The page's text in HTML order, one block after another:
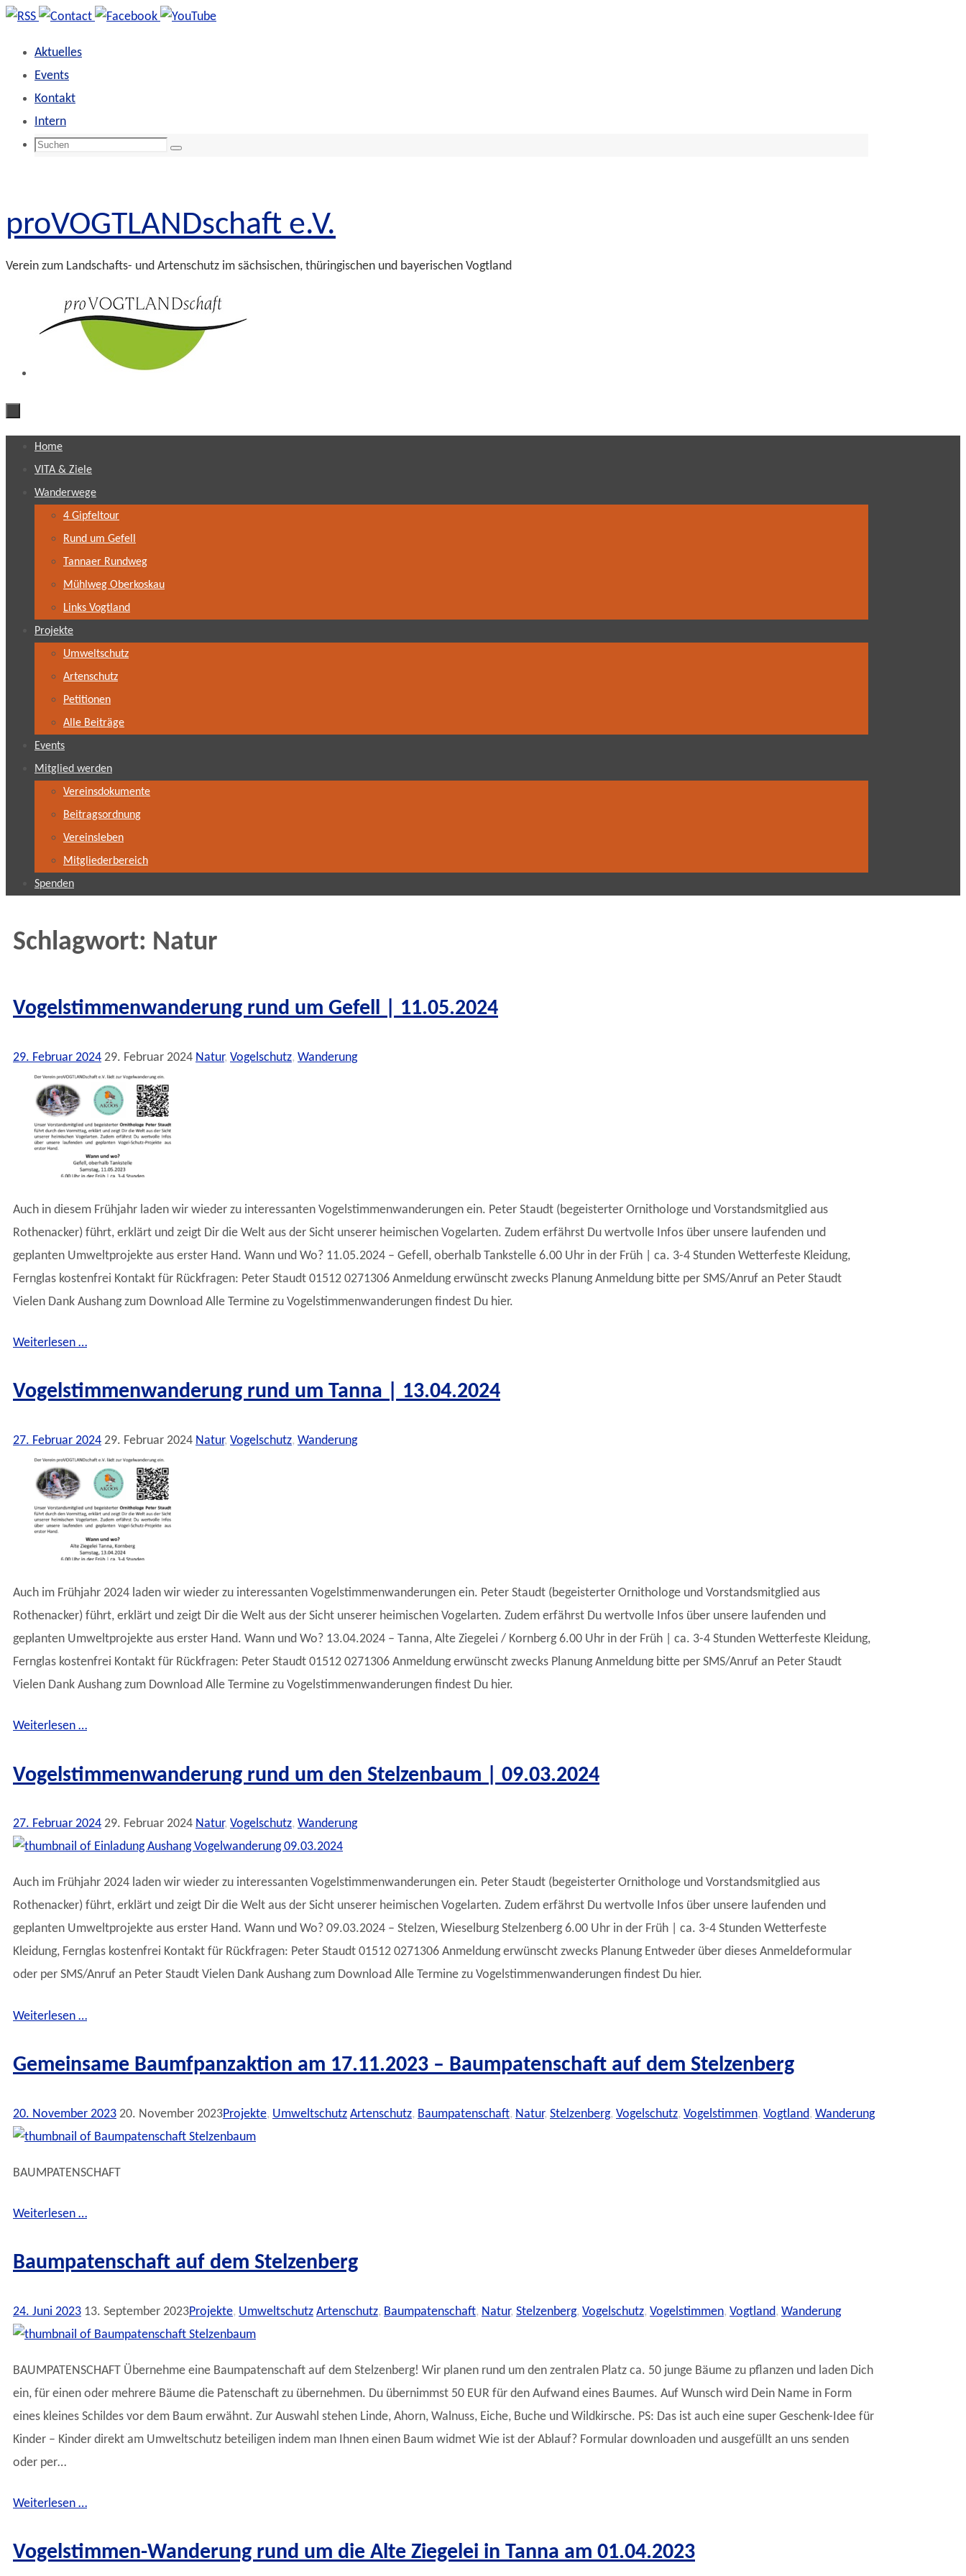
Zum
springen
Aktuelles
Events
Kontakt
Intern
Suchen
Suchen
proVOGTLANDschaft e.V.
Verein zum Landschafts- und Artenschutz im sächsischen, thüringischen und bayerischen Vogtland
Inhalt
springen
Home
VITA & Ziele
Wanderwege
4 Gipfeltour
Rund um Gefell
Tannaer Rundweg
Mühlweg Oberkoskau
Links Vogtland
Projekte
Umweltschutz
Artenschutz
Petitionen
Alle Beiträge
Events
Mitglied werden
Vereinsdokumente
Beitragsordnung
Vereinsleben
Mitgliederbereich
Spenden
Schlagwort: Natur
Vogelstimmenwanderung rund um Gefell | 11.05.2024
29. Februar 2024 29. Februar 2024 Natur, Vogelschutz, Wanderung
Auch in diesem Frühjahr laden wir wieder zu interessanten Vogelstimmenwanderungen ein. Peter Staudt (begeisterter Ornithologe und Vorstandsmitglied aus
Rothenacker) führt, erklärt und zeigt Dir die Welt aus der Sicht unserer heimischen Vogelarten. Zudem erfährst Du wertvolle Infos über unsere laufenden und
geplanten Umweltprojekte aus erster Hand. Wann und Wo? 11.05.2024 – Gefell, oberhalb Tankstelle 6.00 Uhr in der Früh | ca. 3-4 Stunden Wetterfeste Kleidung,
Fernglas kostenfrei Kontakt für Rückfragen: Peter Staudt 01512 0271306 Anmeldung erwünscht zwecks Planung Anmeldung bitte per SMS/Anruf an Peter Staudt
Vielen Dank Aushang zum Download Alle Termine zu Vogelstimmenwanderungen findest Du hier.
Weiterlesen …
Vogelstimmenwanderung rund um Tanna | 13.04.2024
27. Februar 2024 29. Februar 2024 Natur, Vogelschutz, Wanderung
Auch im Frühjahr 2024 laden wir wieder zu interessanten Vogelstimmenwanderungen ein. Peter Staudt (begeisterter Ornithologe und Vorstandsmitglied aus
Rothenacker) führt, erklärt und zeigt Dir die Welt aus der Sicht unserer heimischen Vogelarten. Zudem erfährst Du wertvolle Infos über unsere laufenden und
geplanten Umweltprojekte aus erster Hand. Wann und Wo? 13.04.2024 – Tanna, Alte Ziegelei / Kornberg 6.00 Uhr in der Früh | ca. 3-4 Stunden Wetterfeste Kleidung,
Fernglas kostenfrei Kontakt für Rückfragen: Peter Staudt 01512 0271306 Anmeldung erwünscht zwecks Planung Anmeldung bitte per SMS/Anruf an Peter Staudt
Vielen Dank Aushang zum Download Alle Termine zu Vogelstimmenwanderungen findest Du hier.
Weiterlesen …
Vogelstimmenwanderung rund um den Stelzenbaum | 09.03.2024
27. Februar 2024 29. Februar 2024 Natur, Vogelschutz, Wanderung
Auch im Frühjahr 2024 laden wir wieder zu interessanten Vogelstimmenwanderungen ein. Peter Staudt (begeisterter Ornithologe und Vorstandsmitglied aus
Rothenacker) führt, erklärt und zeigt Dir die Welt aus der Sicht unserer heimischen Vogelarten. Zudem erfährst Du wertvolle Infos über unsere laufenden und
geplanten Umweltprojekte aus erster Hand. Wann und Wo? 09.03.2024 – Stelzen, Wieselburg Stelzenberg 6.00 Uhr in der Früh | ca. 3-4 Stunden Wetterfeste
Kleidung, Fernglas kostenfrei Kontakt für Rückfragen: Peter Staudt 01512 0271306 Anmeldung erwünscht zwecks Planung Entweder über dieses Anmeldeformular
oder per SMS/Anruf an Peter Staudt Vielen Dank Aushang zum Download Alle Termine zu Vogelstimmenwanderungen findest Du hier.
Weiterlesen …
Gemeinsame Baumfpanzaktion am 17.11.2023 – Baumpatenschaft auf dem Stelzenberg
20. November 2023 20. November 2023Projekte, Umweltschutz Artenschutz, Baumpatenschaft, Natur, Stelzenberg, Vogelschutz, Vogelstimmen, Vogtland, Wanderung
BAUMPATENSCHAFT
Weiterlesen …
Baumpatenschaft auf dem Stelzenberg
24. Juni 2023 13. September 2023Projekte, Umweltschutz Artenschutz, Baumpatenschaft, Natur, Stelzenberg, Vogelschutz, Vogelstimmen, Vogtland, Wanderung
BAUMPATENSCHAFT Übernehme eine Baumpatenschaft auf dem Stelzenberg! Wir planen rund um den zentralen Platz ca. 50 junge Bäume zu pflanzen und laden Dich
ein, für einen oder mehrere Bäume die Patenschaft zu übernehmen. Du übernimmst 50 EUR für den Aufwand eines Baumes. Auf Wunsch wird Dein Name in Form
eines kleines Schildes vor dem Baum erwähnt. Zur Auswahl stehen Linde, Ahorn, Walnuss, Eiche, Buche und Wildkirsche. PS: Das ist auch eine super Geschenk-Idee für
Kinder – Kinder direkt am Umweltschutz beteiligen indem man Ihnen einen Baum widmet Wie ist der Ablauf? Formular downloaden und ausgefüllt an uns senden
oder per…
Weiterlesen …
Vogelstimmen-Wanderung rund um die Alte Ziegelei in Tanna am 01.04.2023